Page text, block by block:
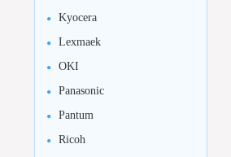
Kyocera
Lexmaek
OKI
Panasonic
Pantum
Ricoh